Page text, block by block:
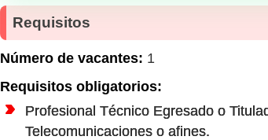
Requisitos
Número de vacantes: 1
Requisitos obligatorios:
Profesional Técnico Egresado o
Telecomunicaciones o afines.